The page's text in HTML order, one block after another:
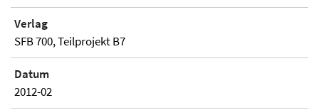
Verlag
SFB 700, Teilprojekt B7
Datum
2012-02